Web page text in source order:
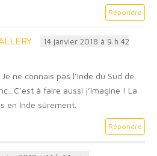
Répondre
14 janvier 2018 à 9 h 42
ne connais pas l’Inde du Sud de
à faire aussi j’imagine ! La
en Inde sûrement.
Répondre